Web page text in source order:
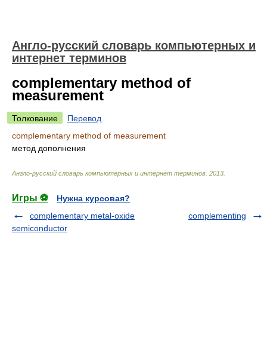
Англо-русский словарь компьютерных и
интернет терминов
complementary method of
measurement
Толкование
Перевод
complementary method of measurement
метод дополнения
Англо-русский словарь компьютерных и интернет терминов 2013
Игры ⚽
Нужна курсовая?
complementary metal-oxide
semiconductor
complementing